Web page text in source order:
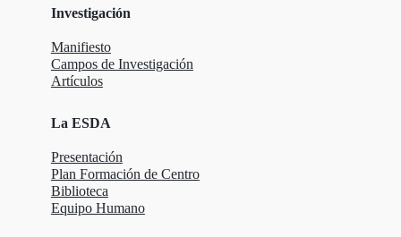
Investigación
Manifiesto
Campos de Investigación
Artículos
La ESDA
Presentación
Plan Formación de Centro
Biblioteca
Equipo Humano